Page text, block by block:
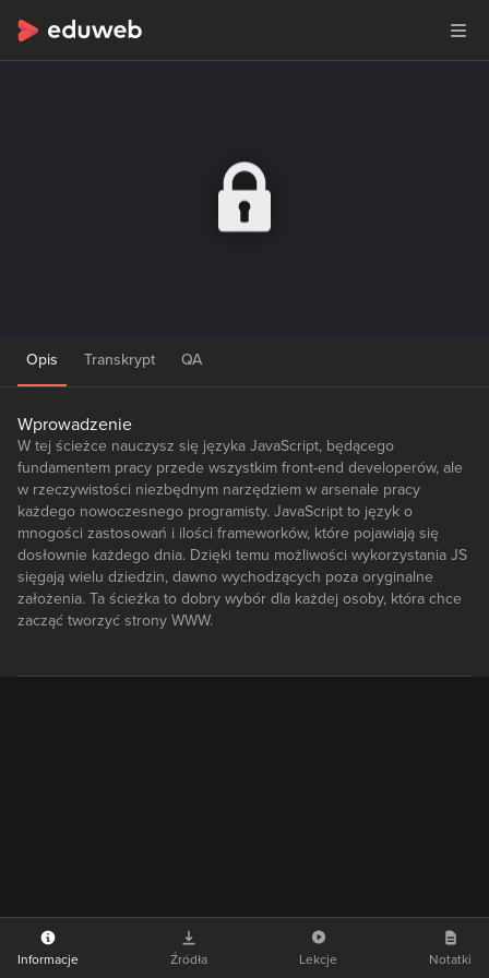
Opis Transkrypt QA
Wprowadzenie
W tej ścieżce nauczysz się języka JavaScript, będącego
fundamentem pracy przede wszystkim front-end developerów, ale
w rzeczywistości niezbędnym narzędziem w arsenale pracy
każdego nowoczesnego programisty. JavaScript to język o
mnogości zastosowań i ilości frameworków, które pojawiają się
dosłownie każdego dnia. Dzięki temu możliwości wykorzystania JS
sięgają wielu dziedzin, dawno wychodzących poza oryginalne
założenia. Ta ścieżka to dobry wybór dla każdej osoby, która chce
zacząć tworzyć strony WWW.
Informacje Źródła Lekcje Notatki